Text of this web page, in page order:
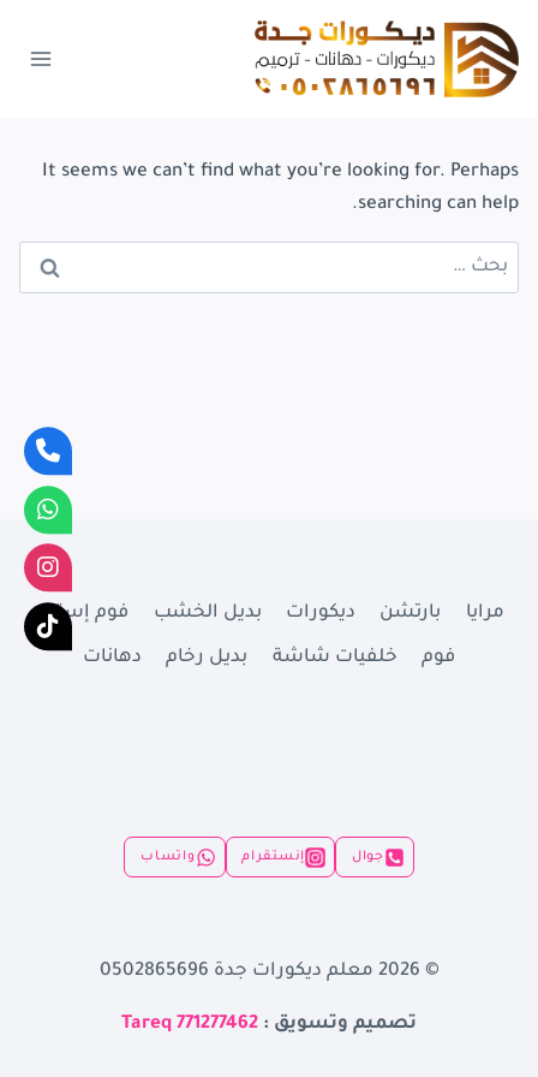
إلى
المحتوى
It seems we can’t find what you’re looking for. Perhaps
searching can help.
البحث
عن:
مرايا بارتشن ديكورات بديل الخشب فوم إستيل
فوم خلفيات شاشة بديل رخام دهانات
جوال إنستقرام واتساب
© 2026 معلم ديكورات جدة 0502865696
تصميم وتسويق : Tareq 771277462